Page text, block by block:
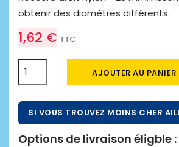
obtenir des diamètres différents.
1,62 € TTC
AJOUTER AU PANIER
SI VOUS TROUVEZ MOINS CHER
Options de livraison éligble :